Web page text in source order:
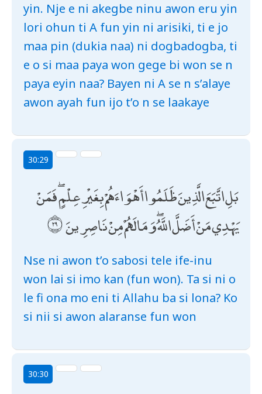
yin. Nje e ni akegbe ninu awon eru yin
lori ohun ti A fun yin ni arisiki, ti e jo
maa pin (dukia naa) ni dogbadogba, ti
e o si maa paya won gege bi won se n
paya eyin naa? Bayen ni A se n s’alaye
awon ayah fun ijo t’o n se laakaye
30:29
بَلِ اتَّبَعَ الَّذِينَ ظَلَمُوا أَهْوَاءَهُمْ بِغَيْرِ عِلْمٍ ۖ فَمَنْ
يَهْدِي مَنْ أَضَلَّ اللَّهُ ۖ وَمَا لَهُمْ مِنْ نَاصِرِينَ
Nse ni awon t’o sabosi tele ife-inu
won lai si imo kan (fun won). Ta si ni o
le fi ona mo eni ti Allahu ba si lona? Ko
si nii si awon alaranse fun won
30:30